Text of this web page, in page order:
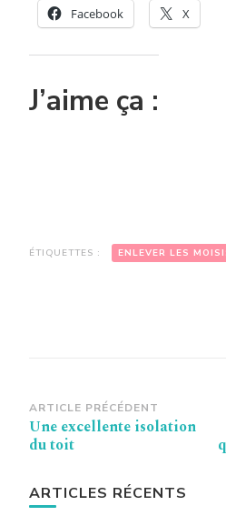
Facebook X
J’aime ça :
ÉTIQUETTES : ENLEVER LES
Navigation
d’article
ARTICLE PRÉCÉDENT
Une excellente isolation
du toit
ARTICLES RÉCENTS